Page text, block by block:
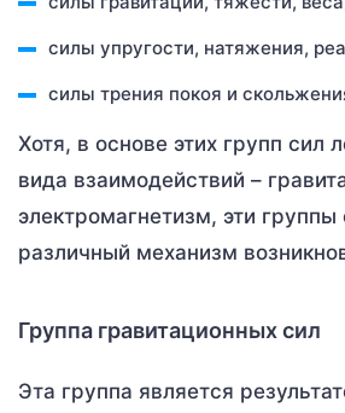
силы упругости, натяжения,
силы трения покоя и
Хотя, в основе этих групп сил
вида взаимодействий –
электромагнетизм, эти
различный механизм
Группа гравитационных сил
Эта группа является